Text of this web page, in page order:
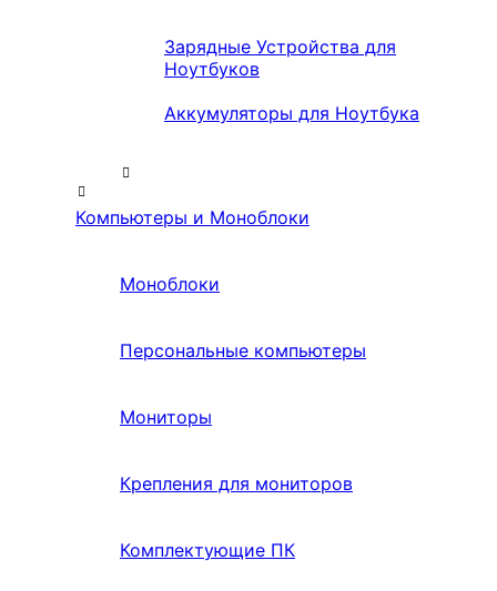
Зарядные Устройства для
Ноутбуков
Аккумуляторы для Ноутбука
Компьютеры и Моноблоки
Моноблоки
Персональные компьютеры
Мониторы
Крепления для мониторов
Комплектующие ПК